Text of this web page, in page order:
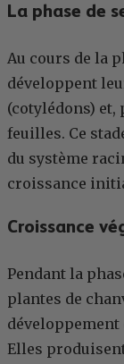
La phase de
Au cours de la
développent
(cotylédons)
feuilles. Ce
du système
croissance
Croissance
Pendant la
plantes de
Elles